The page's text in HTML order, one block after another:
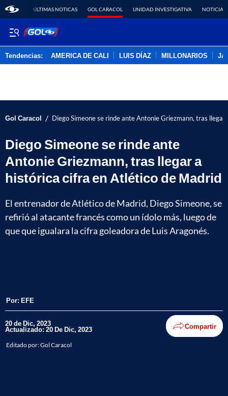
ÚLTIMAS NOTICAS GOL CARACOL UNIDAD INVESTIGATIVA NOTICIAS
Tendencias: AMERICA DE CALI LUIS DÍAZ MILLONARIOS
Gol Caracol / Diego Simeone se rinde ante Antonie Griezmann, tras
Diego Simeone se rinde ante
Antonie Griezmann, tras llegar a
histórica cifra en Atlético de Madrid
El entrenador de Atlético de Madrid, Diego Simeone, se
refirió al atacante francés como un ídolo más, luego de
que que igualara la cifra goleadora de Luis Aragonés.
Por: EFE
20 de Dic, 2023
Actualizado: 20 De Dic, 2023 Compartir
Editado por:Gol Caracol